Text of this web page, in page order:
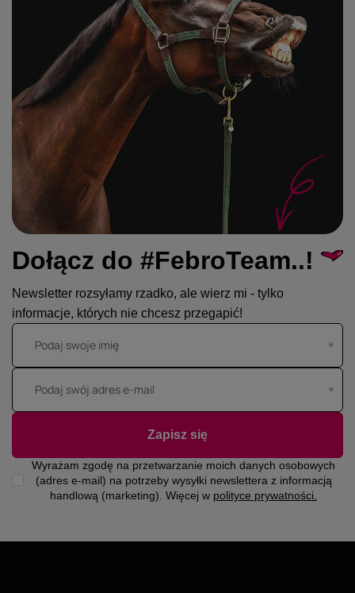
Dołącz do #FebroTeam..!
Newsletter rozsyłamy rzadko, ale wierz mi - tylko
informacje, których nie chcesz przegapić!
Podaj swoje imię
Podaj swój adres e-mail
Wyrażam zgodę na przetwarzanie moich danych osobowych
(adres e-mail) na potrzeby wysyłki newslettera z informacją
handlową (marketing). Więcej w polityce prywatności.
Zapisz się